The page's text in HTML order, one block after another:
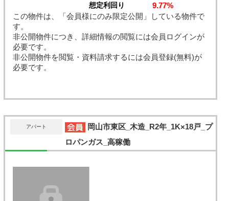
想定利回り
9.77%
この物件は、「会員様にのみ限定公開」している物件で
す。
非公開物件につき、詳細情報の閲覧には会員ログインが
必要です。
非公開物件を閲覧・資料請求するには会員登録(無料)が
必要です。
アパート
岡山市東区_木造_R2年_1K×18戸_プ
ロパンガス_高稼働